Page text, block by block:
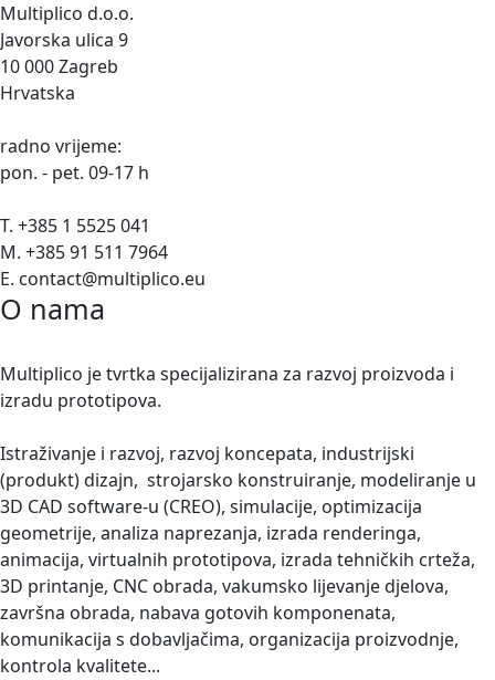
Multiplico d.o.o.
Javorska ulica 9
10 000 Zagreb
Hrvatska
radno vrijeme:
pon. - pet. 09-17 h
T. +385 1 5525 041
M. +385 91 511 7964
E. contact@multiplico.eu
O nama
Multiplico je tvrtka specijalizirana za razvoj proizvoda i
izradu prototipova.
Istraživanje i razvoj, razvoj koncepata, industrijski
(produkt) dizajn, strojarsko konstruiranje, modeliranje u
3D CAD software-u (CREO), simulacije, optimizacija
geometrije, analiza naprezanja, izrada renderinga,
animacija, virtualnih prototipova, izrada tehničkih crteža,
3D printanje, CNC obrada, vakumsko lijevanje djelova,
završna obrada, nabava gotovih komponenata,
komunikacija s dobavljačima, organizacija proizvodnje,
kontrola kvalitete...